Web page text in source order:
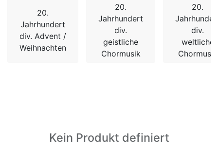
20.
Jahrhundert
div. Advent /
Weihnachten
20.
Jahrhundert
div.
geistliche
Chormusik
20.
div.
weltliche
Chormusik
Kein Produkt definiert